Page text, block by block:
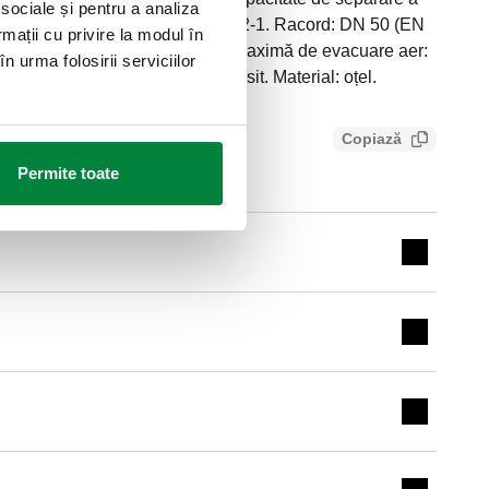
și pentru a analiza
cu privire la modul în
urma folosirii serviciilor
Permite toate
cu contraflanșă EN 1092-1. Racord: DN 50 (EN
de lucru: 10 bar. Presiune maximă de evacuare aer:
fluidului: 0–100 °C. Finisaj: vopsit. Material: oțel.
Copiază
Expand
Expand
Expand